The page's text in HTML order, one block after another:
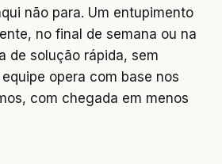
não para. Um entupimento
no final de semana ou na
de solução rápida, sem
opera com base nos
com chegada em menos